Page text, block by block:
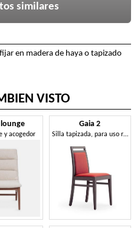
similares
en madera de haya o tapizado
VISTO
y acogedor
Gaia 2
Silla tapizada, para uso residencial y contract